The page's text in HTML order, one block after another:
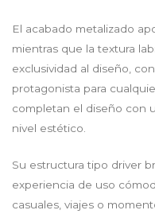
El acabado metalizado
mientras que la textura
exclusividad al diseño,
protagonista para
completan el diseño con
nivel estético.
Su estructura tipo driver
experiencia de uso
casuales, viajes o